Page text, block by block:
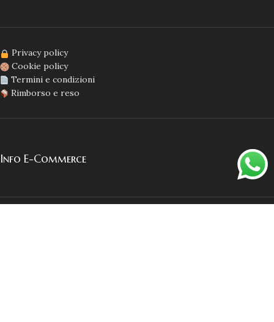
Privacy policy
Cookie policy
Termini e condizioni
Rimborso e reso
Info E-Commerce